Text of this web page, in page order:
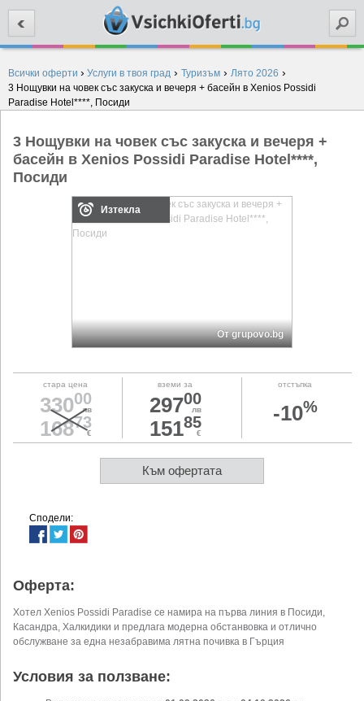
Всички оферти › Услуги в твоя град › Туризъм › Лято 2026 ›
3 Нощувки на човек със закуска и вечеря + басейн в Xenios Possidi
Paradise Hotel****, Посиди
3 Нощувки на човек със закуска и вечеря +
басейн в Xenios Possidi Paradise Hotel****,
Посиди
Изтекла
От grupovo.bg
стара цена
33000
лв
16873
€
вземи за
29700
лв
15185
€
отстъпка
-10%
Към офертата
Сподели:
Оферта:
Хотел Xenios Possidi Paradise се намира на първа линия в Посиди,
Касандра, Халкидики и предлага модерна обстанвовка и отлично
обслужване за една незабравима лятна почивка в Гърция
Условия за ползване: